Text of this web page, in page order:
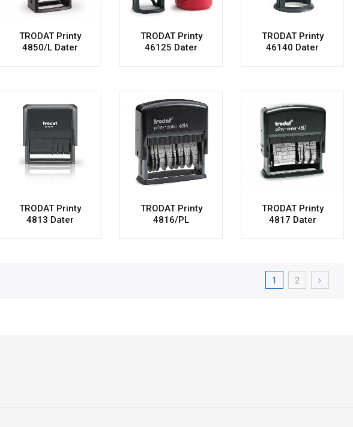
TRODAT Printy
4850/L Dater
TRODAT Printy
46125 Dater
TRODAT Printy
46140 Dater
TRODAT Printy
4813 Dater
TRODAT Printy
4816/PL
TRODAT Printy
4817 Dater
1 2